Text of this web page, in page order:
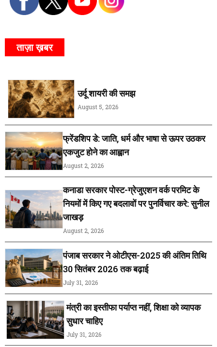
ताज़ा ख़बर
उर्दू शायरी की समझ
August 5, 2026
फ्रेंडशिप डे: जाति, धर्म और भाषा से ऊपर उठकर
एकजुट होने का आह्वान
August 2, 2026
कनाडा सरकार पोस्ट-ग्रेजुएशन वर्क परमिट के
नियमों में किए गए बदलावों पर पुनर्विचार करे: सुनील
जाखड़
August 2, 2026
पंजाब सरकार ने ओटीएस-2025 की अंतिम तिथि
30 सितंबर 2026 तक बढ़ाई
July 31, 2026
मंत्री का इस्तीफा पर्याप्त नहीं, शिक्षा को व्यापक
सुधार चाहिए
July 31, 2026